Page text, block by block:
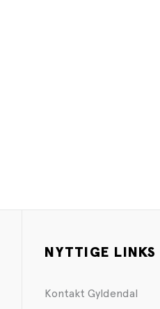
NYTTIGE LINKS
Kontakt Gyldendal